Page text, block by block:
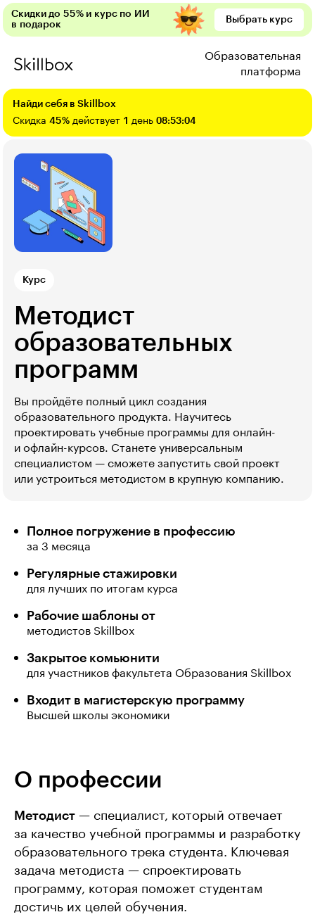
Скидки до 55% и курс по ИИ
в подарок
Выбрать курс
Образовательная
платформа
Найди себя в Skillbox
Скидка 45% действует 1 день 08:53:03
Курс
Методист
образовательных
программ
Вы пройдёте полный цикл создания
образовательного продукта. Научитесь
проектировать учебные программы для онлайн-
и офлайн-курсов. Станете универсальным
специалистом — сможете запустить свой проект
или устроиться методистом в крупную компанию.
Полное погружение в профессию
за 3 месяца
Регулярные стажировки
для лучших по итогам курса
Рабочие шаблоны от
методистов Skillbox
Закрытое комьюнити
для участников факультета Образования Skillbox
Входит в магистерскую программу
Высшей школы экономики
О профессии
Методист — специалист, который отвечает
за качество учебной программы и разработку
образовательного трека студента. Ключевая
задача методиста — спроектировать
программу, которая поможет студентам
достичь их целей обучения.